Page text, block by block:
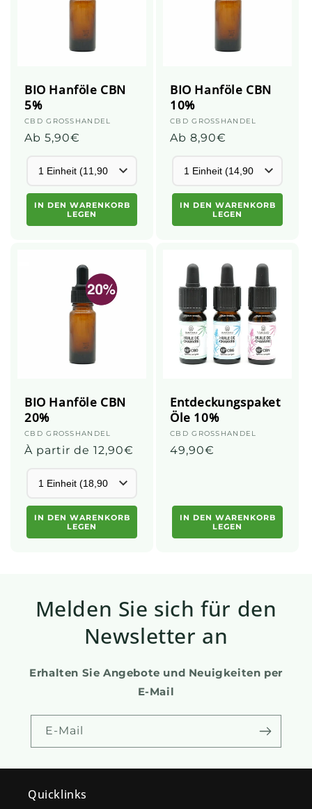
BIO Hanföle CBN
5%
Anbieter:
CBD GROSSHANDEL
Üblicher
Ab 5,90€
IN DEN WARENKORB
LEGEN
BIO Hanföle CBN
10%
Anbieter:
CBD GROSSHANDEL
Üblicher
Ab 8,90€
IN DEN WARENKORB
LEGEN
BIO Hanföle CBN
20%
Anbieter:
CBD GROSSHANDEL
Üblicher
À partir de 12,90€
IN DEN WARENKORB
LEGEN
Entdeckungspaket
Öle 10%
Anbieter:
CBD GROSSHANDEL
Üblicher
49,90€
IN DEN WARENKORB
LEGEN
Melden Sie sich für den
Newsletter an
Erhalten Sie Angebote und Neuigkeiten per
E-Mail
E-Mail
Quicklinks